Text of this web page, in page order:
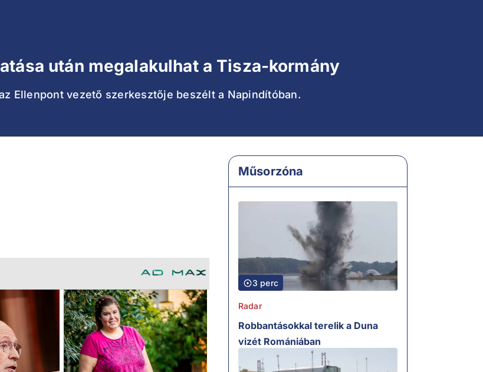
után megalakulhat a Tisza-kormány
Ellenpont vezető szerkesztője beszélt a Napindítóban.
Műsorzóna
3 perc
Radar
Robbantásokkal terelik a Duna
vizét Romániában